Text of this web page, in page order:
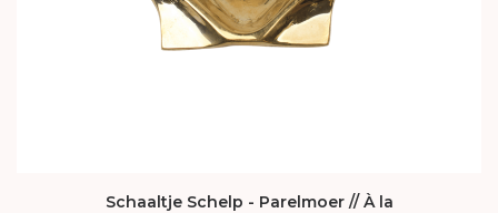
Schaaltje Schelp - Parelmoer // À la